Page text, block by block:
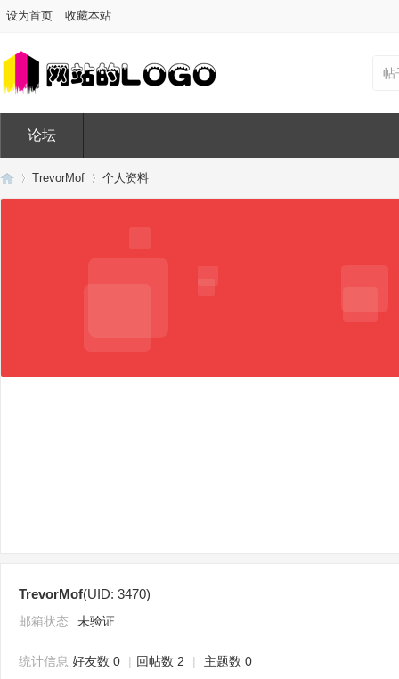
设为首页 收藏本站
帖
论坛
TrevorMof 个人资料
TrevorMof(UID: 3470)
邮箱状态 未验证
统计信息 好友数 0 | 回帖数 2 | 主题数 0